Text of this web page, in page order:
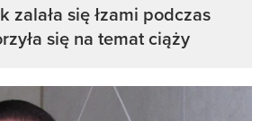
zalała się łzami podczas
się na temat ciąży